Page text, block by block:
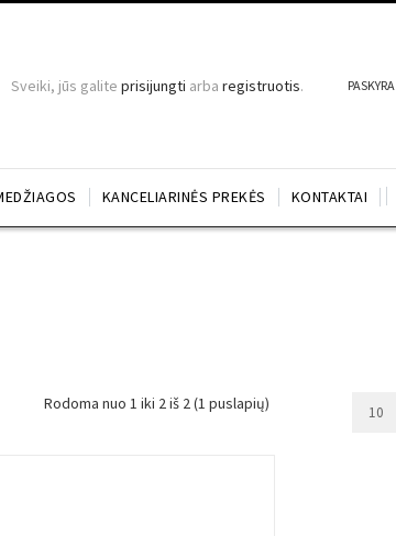
Sveiki, jūs galite prisijungti arba registruotis. PASKYRA
KANCELIARINĖS PREKĖS KONTAKTAI
Rodoma nuo 1 iki 2 iš 2 (1 puslapių)